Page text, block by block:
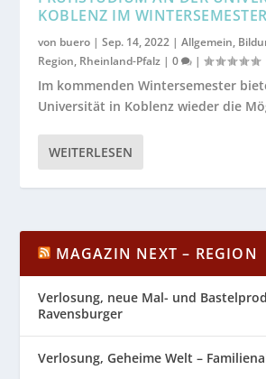
KOBLENZ IM
von buero |Sep. 14, 2022 |Allgemein,
Region, Rheinland-Pfalz |0 |
Im kommenden Wintersemester
Universität in Koblenz wieder die
WEITERLESEN
MAGAZIN NEXT – REGION
Verlosung, neue Mal- und
Ravensburger
Verlosung, Geheime Welt –